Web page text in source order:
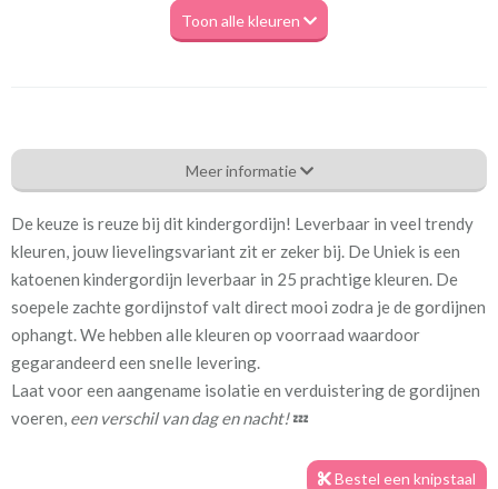
Toon alle kleuren
Be_Uniek lime
Eigenschappen gordijnstof
Artikelnummer Be_Uniek lime
Stofbreedte: 140 cm
Meestal eerder, maar houd
rekening met
circa 1-2 weken
Materiaal: Katoen
Meer informatie
De keuze is reuze bij dit kindergordijn! Leverbaar in veel trendy
kleuren, jouw lievelingsvariant zit er zeker bij. De Uniek is een
katoenen kindergordijn leverbaar in 25 prachtige kleuren. De
soepele zachte gordijnstof valt direct mooi zodra je de gordijnen
ophangt. We hebben alle kleuren op voorraad waardoor
gegarandeerd een snelle levering.
Laat voor een aangename isolatie en verduistering de gordijnen
voeren, een verschil van dag en nacht!💤
Bestel een knipstaal